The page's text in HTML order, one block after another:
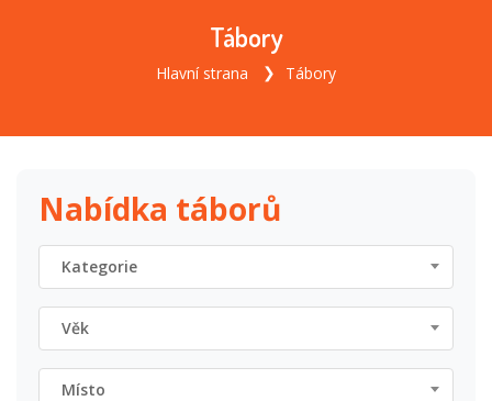
Tábory
Hlavní strana Tábory
Nabídka táborů
Kategorie
Věk
Místo